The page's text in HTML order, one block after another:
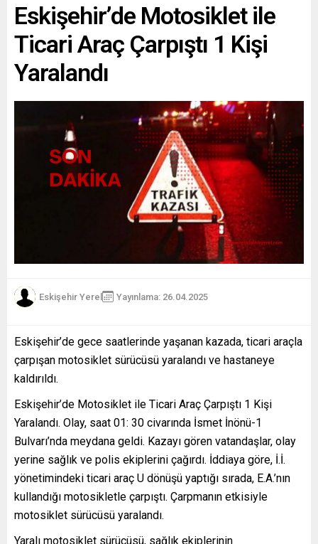
Eskişehir’de Motosiklet ile
Ticari Araç Çarpıştı 1 Kişi
Yaralandı
Eskişehir Yerel Yayınlama: 26.04.2025
Eskişehir’de gece saatlerinde yaşanan kazada, ticari araçla
çarpışan motosiklet sürücüsü yaralandı ve hastaneye
kaldırıldı.
Eskişehir’de Motosiklet ile Ticari Araç Çarpıştı 1 Kişi
Yaralandı. Olay, saat 01: 30 civarında İsmet İnönü-1
Bulvarı’nda meydana geldi. Kazayı gören vatandaşlar, olay
yerine sağlık ve polis ekiplerini çağırdı. İddiaya göre, İ.İ.
yönetimindeki ticari araç U dönüşü yaptığı sırada, E.A.’nın
kullandığı motosikletle çarpıştı. Çarpmanın etkisiyle
motosiklet sürücüsü yaralandı.
Yaralı motosiklet sürücüsü, sağlık ekiplerinin